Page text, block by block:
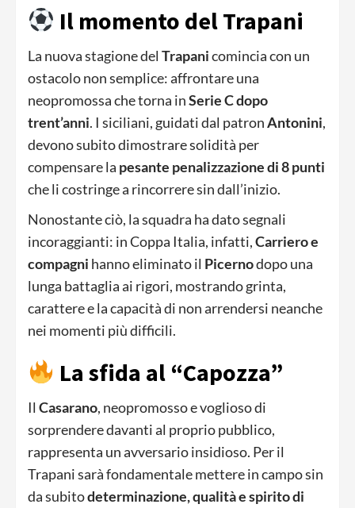
Il momento del Trapani
La nuova stagione del Trapanicomincia con un
ostacolo non semplice: affrontare una
neopromossa che torna inSerie C dopo
trent’anni. I siciliani, guidati dal patronAntonini,
devono subito dimostrare solidità per
compensare la pesante penalizzazione di 8 punti
che li costringe a rincorrere sin dall’inizio.
Nonostante ciò, la squadra ha dato segnali
incoraggianti: in Coppa Italia, infatti,Carriero e
compagni hanno eliminato il Picernodopo una
lunga battaglia ai rigori, mostrando grinta,
carattere e la capacità di non arrendersi neanche
nei momenti più difficili.
La sfida al “Capozza”
Il Casarano, neopromosso e voglioso di
sorprendere davanti al proprio pubblico,
rappresenta un avversario insidioso. Per il
Trapani sarà fondamentale mettere in campo sin
da subitodeterminazione, qualità e spirito di